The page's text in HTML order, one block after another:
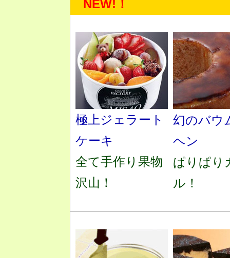
NEW!！
極上ジェラート
ケーキ
全て手作り果物
沢山！
幻のバウ
ヘン
ぱりぱり
ル！